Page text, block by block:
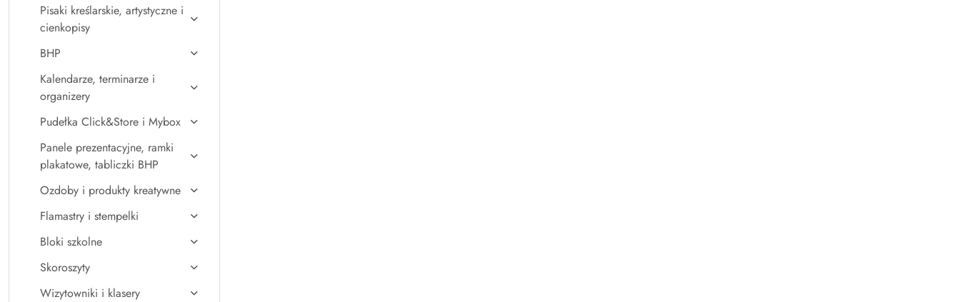
Pisaki kreślarskie, artystyczne i
cienkopisy
BHP
Kalendarze, terminarze i
organizery
Pudełka Click&Store i Mybox
Panele prezentacyjne, ramki
plakatowe, tabliczki BHP
Ozdoby i produkty kreatywne
Flamastry i stempelki
Bloki szkolne
Skoroszyty
Wizytowniki i klasery